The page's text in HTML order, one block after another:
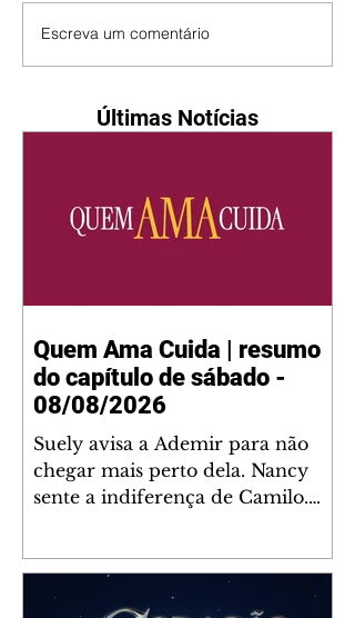
Escreva um comentário
Últimas Notícias
Quem Ama Cuida | resumo
do capítulo de sábado -
08/08/2026
Suely avisa a Ademir para não
chegar mais perto dela. Nancy
sente a indiferença de Camilo.
joalheria. André conta a Pedro
que a associação de advogados